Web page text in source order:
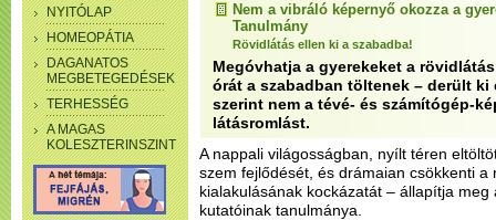
NYITÓLAP
HOMEOPÁTIA
DAGANATOS
MEGBETEGEDÉSEK
TERHESSÉG
A MAGAS
KOLESZTERINSZINT
Nem a vibráló képernyő okozza a
Tanulmány
Rövidlátás ellen ki a szabadba!
Megóvhatja a gyerekeket a
órát a szabadban töltenek – derült
szerint nem a tévé- és számítógép-
látásromlást.
A nappali világosságban, nyílt téren
szem fejlődését, és drámaian csökkenti a
kialakulásának kockázatát – állapítja meg
kutatóinak tanulmánya.